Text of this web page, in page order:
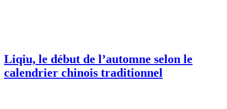
Liqiu, le début de l’automne selon le
calendrier chinois traditionnel